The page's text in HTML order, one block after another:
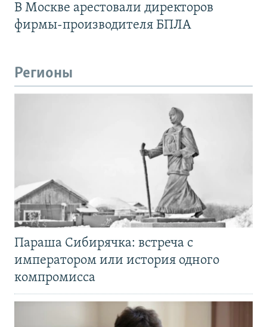
В Москве арестовали директоров
фирмы-производителя БПЛА
Регионы
Параша Сибирячка: встреча с
императором или история одного
компромисса